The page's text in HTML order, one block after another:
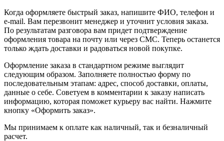
Когда оформляете быстрый заказ, напишите ФИО, телефон и
e-mail. Вам перезвонит менеджер и уточнит условия заказа.
По результатам разговора вам придет подтверждение
оформления товара на почту или через СМС. Теперь останется
только ждать доставки и радоваться новой покупке.
Оформление заказа в стандартном режиме выглядит
следующим образом. Заполняете полностью форму по
последовательным этапам: адрес, способ доставки, оплаты,
данные о себе. Советуем в комментарии к заказу написать
информацию, которая поможет курьеру вас найти. Нажмите
кнопку «Оформить заказ».
Мы принимаем к оплате как наличный, так и безналичный
расчет.